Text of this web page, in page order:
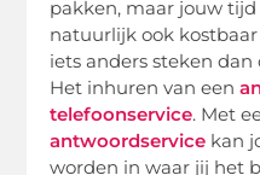
pakken, maar jouw
natuurlijk ook
iets anders steken
Het inhuren van een
telefoonservice. Met
antwoordservice kan
worden in waar jij het